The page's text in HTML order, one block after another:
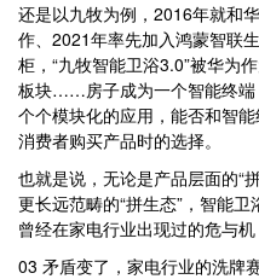
还是以九牧为例，2016年就和
作、2021年率先加入鸿蒙智联
柜，“九牧智能卫浴3.0”被华为
板块……房子成为一个智能终端
个个模块化的应用，能否和智
消费者购买产品时的选择。
也就是说，无论是产品层面的“
更长远范畴的“拼生态”，智能
曾经在家电行业出现过的危与
03 矛盾变了，家电行业的洗牌